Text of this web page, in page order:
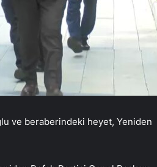
ve beraberindeki heyet, Yeniden